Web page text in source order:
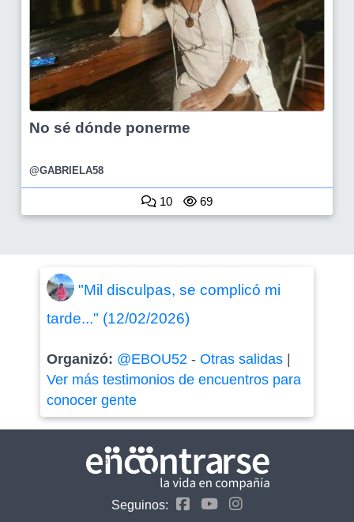
No sé dónde ponerme
@GABRIELA58
10 69
"Mil disculpas, se complicó mi
tarde..." (12/02/2026)
Organizó: @EBOU52- Otras salidas|
Ver más testimonios de encuentros para
conocer gente
Seguinos: